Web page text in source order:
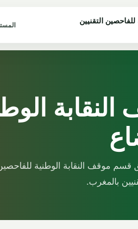
للفاحصين التقنيين
قسم موقف النقابة الوطنية
بالمغرب.